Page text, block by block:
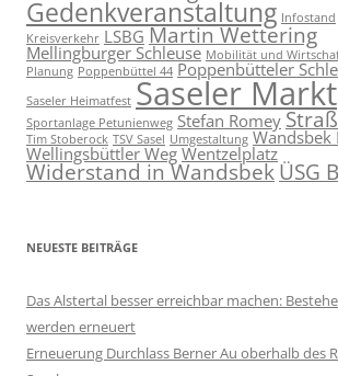
Gedenkveranstaltung Infostand
Kreisverkehr LSBG Martin Wettering
Mellingburger Schleuse Mobilität und
Planung Poppenbüttel 44 Poppenbütteler
Saseler Heimatfest Saseler Markt
Sportanlage Petunienweg Stefan Romey
Tim Stoberock TSV Sasel Umgestaltung Wandsbek
Wellingsbüttler WegWentzelplatz
Widerstand in Wandsbek ÜSG
NEUESTE BEITRÄGE
Das Alstertal besser erreichbar machen:
werden erneuert
Erneuerung Durchlass Berner Au oberhalb des